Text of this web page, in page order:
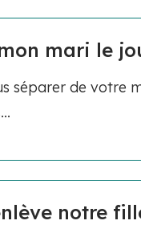
mari le
séparer de votre
notre